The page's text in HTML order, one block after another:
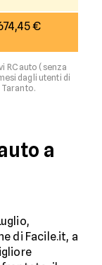
€
RC auto (senza
dagli utenti di
a
di Facile.it, a